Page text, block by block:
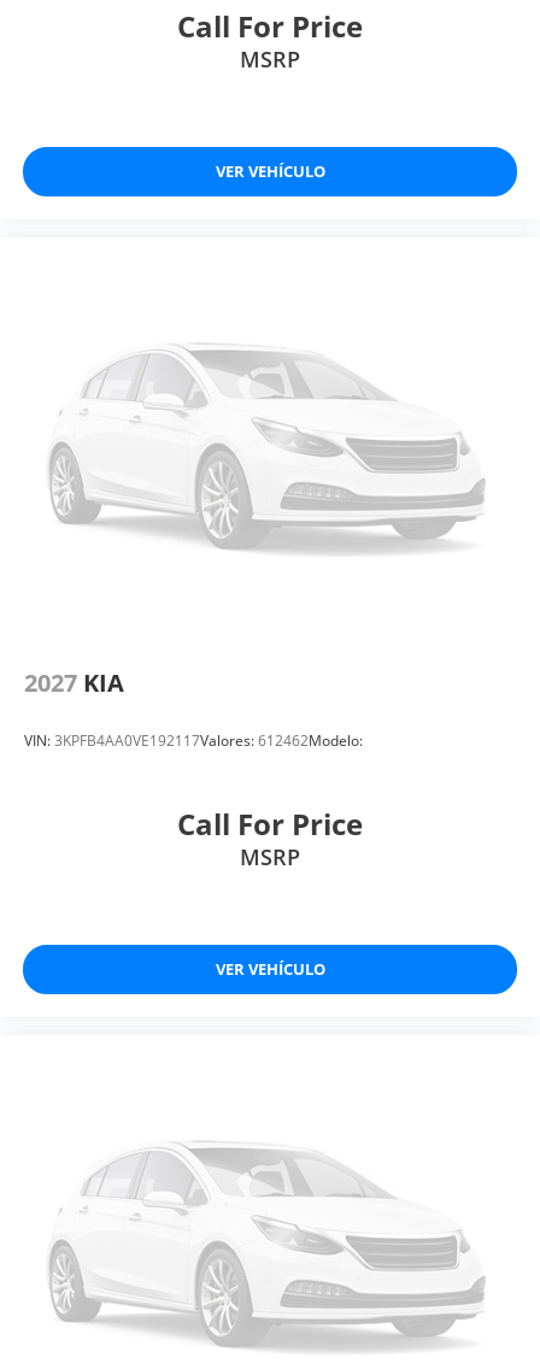
Call For Price
MSRP
VER VEHÍCULO
2027 KIA
VIN:3KPFB4AA0VE192117Valores:612462Modelo:
Call For Price
MSRP
VER VEHÍCULO